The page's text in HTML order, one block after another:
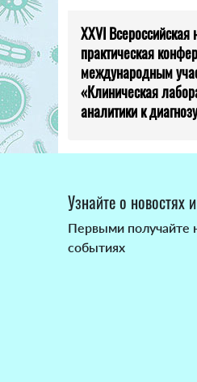
XXVI Всероссийская
практическая
международным
«Клиническая
аналитики к
Узнайте о новостях
Первыми получайте
событиях